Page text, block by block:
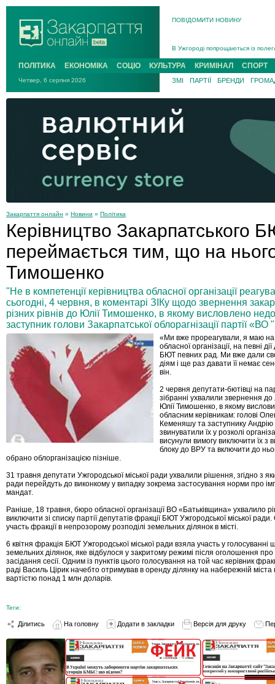
ПОВІДОМИТИ НОВИНУ
В Ужгороді попрощаються із
В Ужгороді 5 серпня
Підтвердили загибель
На війні з рф поліг військовий з
На Хустщині внаслідок ДТП за
Інструктора районного ТЦК на
ПОЛІТИКА ЕКОНОМІКА СОЦІО КУЛЬТУРА КРИМІНАЛ СПОРТ
Четвер, 6 серпня 2026 ЗМІ ПАРТІЇ БРЕНДИ
Закарпаття онлайн » Новини » Політика
Керівництво Закарпатського
переймається тим, що на
Тимошенко
"Не в компетенції керівництва обласної організації
сьогодні, 4 червня, в коментарі ЗІКу щодо звернення
різних рівнів до Юлії Тимошенко, в якому висловлено
заступник голови Закарпатської облорагнізації партії
«Ми вже прореагували, я маю на
обласної організації, на певні дії
БЮТ певних рад. Ми вже дали
діям і ще раз давати її немає
він.
2 червня депутати-бютівці на
зібранні ухвалили звернення до
Юлії Тимошенко, в якому
обласним керівникам: голові
Кеменяшу та заступнику
звинуватили їх у розколі
висунули вимогу виключити їх з
блоку до ВРУ та включити до
обрано облорганізацією пізніше.
31 травня депутати Ужгородської міської ради ухвалили рішення, згідно з
ради перейдуть до виконкому у випадку зокрема застосування норми про
мандат.
Раніше, 18 травня, бюро обласної організації ВО «Батьківщина» ухвалило
виключити зі списку партії депутатів фракції БЮТ Ужгородської міської
участь фракції в непрозорому розподілі земельних ділянок в місті.
6 квітня фракція БЮТ Ужгородської міської ради взяла участь у голосуванні
земельних ділянок, яке відбулося у закритому режимі після оголошення про
засідання сесії. Одним із пунктів цього голосування на той час керівник
раді Василь Цірик начебто отримував в оренду ділянку на набережній
вартістю понад 1 млн доларів.
Теги:
Ділитись На головну Додати в закладки Версія для друку